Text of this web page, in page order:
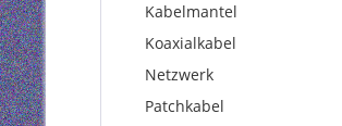
Kabelmantel
Koaxialkabel
Netzwerk
Patchkabel